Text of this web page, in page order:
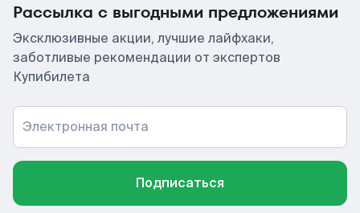
Рассылка с выгодными предложениями
Эксклюзивные акции, лучшие лайфхаки,
заботливые рекомендации от экспертов
Купибилета
Электронная почта
Подписаться